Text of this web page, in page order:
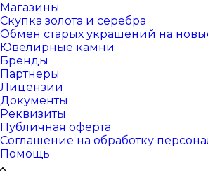
Магазины
Скупка золота и серебра
Обмен старых украшений на
Ювелирные камни
Бренды
Партнеры
Лицензии
Документы
Реквизиты
Публичная оферта
Соглашение на обработку
Помощь